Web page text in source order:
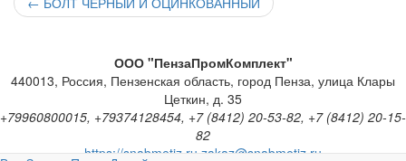
ООО "ПензаПромКомплект"
440013, Россия, Пензенская область, город Пенза, улица Клары
Цеткин, д. 35
+79960800015, +79374128454, +7 (8412) 20-53-82, +7 (8412) 20-15-
82
https://snabmetiz.ru zakaz@snabmetiz.ru